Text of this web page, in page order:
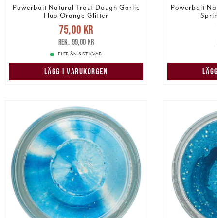
Powerbait Natural Trout Dough Garlic
Fluo Orange Glitter
Nuvarande pris
Tidigare pris
75,00 kr
99,00 kr
FLER ÄN 6 ST KVAR
LÄGG I VARUKORGEN
Powerbait